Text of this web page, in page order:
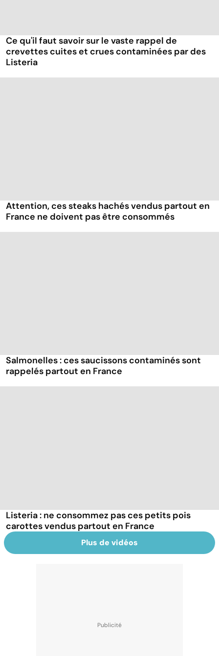
Ce qu'il faut savoir sur le vaste rappel de
crevettes cuites et crues contaminées par des
Listeria
Attention, ces steaks hachés vendus partout en
France ne doivent pas être consommés
Salmonelles : ces saucissons contaminés sont
rappelés partout en France
Listeria : ne consommez pas ces petits pois
carottes vendus partout en France
Plus de vidéos